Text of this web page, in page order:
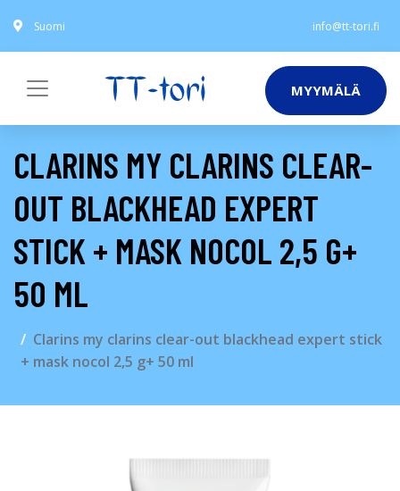
Suomi info@tt-tori.fi
MYYMÄLÄ
CLARINS MY CLARINS CLEAR-
OUT BLACKHEAD EXPERT
STICK + MASK NOCOL 2,5 G+
50 ML
Clarins my clarins clear-out blackhead expert stick
+ mask nocol 2,5 g+ 50 ml